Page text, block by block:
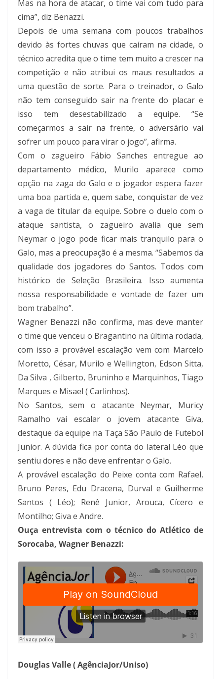
Mas na hora de atacar, o time vai com tudo para
cima”, diz Benazzi.
Depois de uma semana com poucos trabalhos
devido às fortes chuvas que caíram na cidade, o
técnico acredita que o time tem muito a crescer na
competição e não atribui os maus resultados a
uma questão de sorte. Para o treinador, o Galo
não tem conseguido sair na frente do placar e
isso tem desestabilizado a equipe. “Se
começarmos a sair na frente, o adversário vai
sofrer um pouco para virar o jogo”, afirma.
Com o zagueiro Fábio Sanches entregue ao
departamento médico, Murilo aparece como
opção na zaga do Galo e o jogador espera fazer
uma boa partida e, quem sabe, conquistar de vez
a vaga de titular da equipe. Sobre o duelo com o
ataque santista, o zagueiro avalia que sem
Neymar o jogo pode ficar mais tranquilo para o
Galo, mas a preocupação é a mesma. “Sabemos da
qualidade dos jogadores do Santos. Todos com
histórico de Seleção Brasileira. Isso aumenta
nossa responsabilidade e vontade de fazer um
bom trabalho”.
Wagner Benazzi não confirma, mas deve manter
o time que venceu o Bragantino na última rodada,
com isso a provável escalação vem com Marcelo
Moretto, César, Murilo e Wellington, Edson Sitta,
Da Silva , Gilberto, Bruninho e Marquinhos, Tiago
Marques e Misael ( Carlinhos).
No Santos, sem o atacante Neymar, Muricy
Ramalho vai escalar o jovem atacante Giva,
destaque da equipe na Taça São Paulo de Futebol
Junior. A dúvida fica por conta do lateral Léo que
sentiu dores e não deve enfrentar o Galo.
A provável escalação do Peixe conta com Rafael,
Bruno Peres, Edu Dracena, Durval e Guilherme
Santos ( Léo); Renê Junior, Arouca, Cícero e
Montilho; Giva e Andre.
Ouça entrevista com o técnico do Atlético de
Sorocaba, Wagner Benazzi:
Douglas Valle ( AgênciaJor/Uniso)